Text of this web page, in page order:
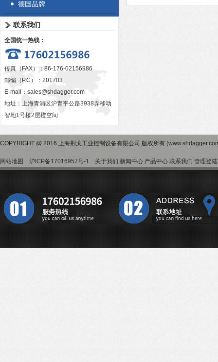
德国品牌
联系我们
全国统一热线：
传真（FAX）：86-176-02156986
邮编（P.C）：201703
E-mail： sales@shdagger.com
地址：上海青浦区沪青平公路3938弄移动
智地1号楼2层橙空间
COPYRIGHT @ 2016 上海荆戈工业控制设备有限公司 版权所有
网站地图 沪ICP备17016957号-1 关于我们 新闻中心 产品中心 联系我们 管理登陆